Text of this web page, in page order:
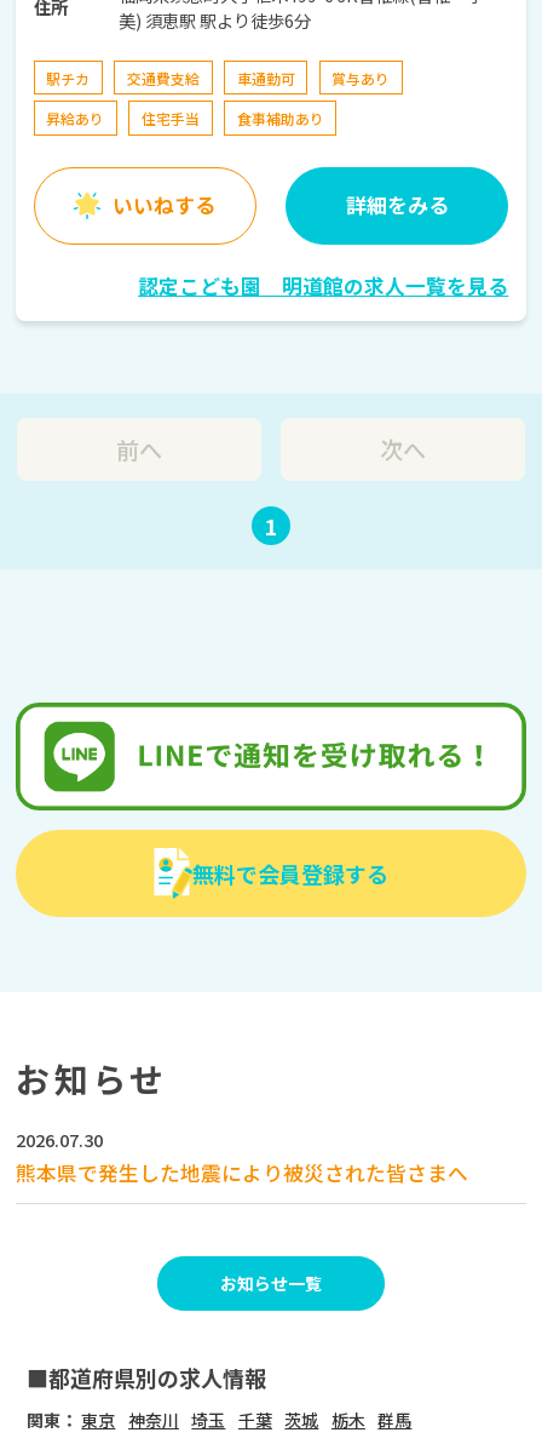
住所
美) 須恵駅 駅より徒歩6分
駅チカ 交通費支給 車通勤可
賞与あり
昇給あり
住宅手当 食事補助あり
いいねする 詳細をみる
認定こども園 明道館の求人一覧を見る
前へ
1
次へ
無料で会員登録する
お知らせ
2026.07.30
熊本県で発生した地震により被災された皆さまへ
お知らせ一覧
■都道府県別の求人情報
関東： 東京 神奈川 埼玉 千葉 茨城 栃木 群馬